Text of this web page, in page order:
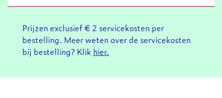
Prijzen exclusief € 2 servicekosten per
bestelling. Meer weten over de servicekosten
bij bestelling? Klik hier.